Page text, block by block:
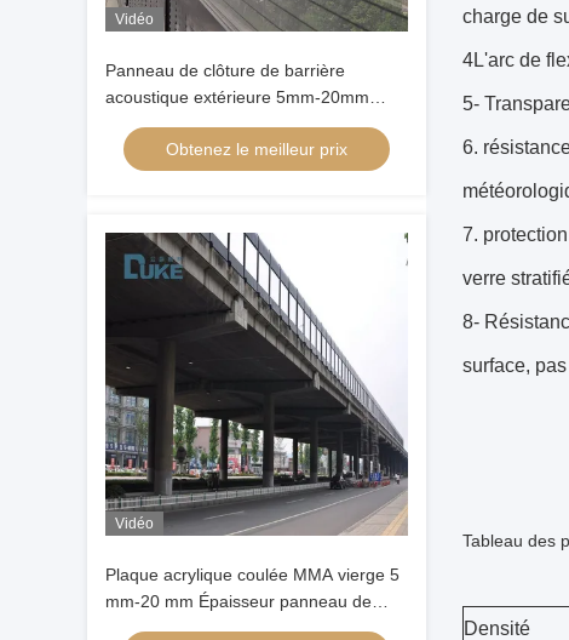
Vidéo
Panneau de clôture de barrière
acoustique extérieure 5mm-20mm
feuille acrylique vierge coulée isolation
acoustique résistante aux intempéries
Obtenez le meilleur prix
Vidéo
Plaque acrylique coulée MMA vierge 5
mm-20 mm Épaisseur panneau de
barrière acoustique résistant aux
charge de
4L'arc de
5-
6.
7.
verre
8-
surface,
Tableau des
Densité